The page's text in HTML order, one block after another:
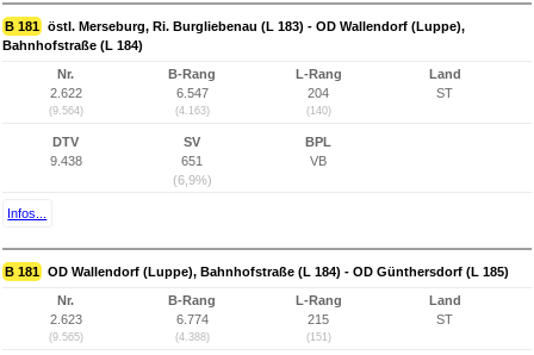
B 181 östl. Merseburg, Ri. Burgliebenau (L 183) - OD Wallendorf (Luppe),
Bahnhofstraße (L 184)
Nr.
2.622
(9.564)
B-Rang
6.547
(4.163)
L-Rang
204
(140)
Land
ST
DTV
9.438
SV
651
(6,9%)
BPL
VB
Infos...
B 181 OD Wallendorf (Luppe), Bahnhofstraße (L 184) - OD Günthersdorf (L 185)
Nr.
2.623
(9.565)
B-Rang
6.774
(4.388)
L-Rang
215
(151)
Land
ST